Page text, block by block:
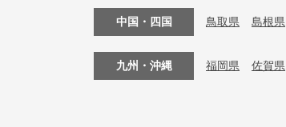
中国・四国 鳥取県 島根県
九州・沖縄 福岡県 佐賀県